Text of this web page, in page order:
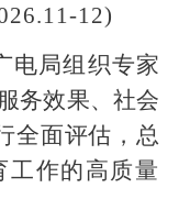
12)
电局组织专家
服务效果、社会
全面评估，总
工作的高质量